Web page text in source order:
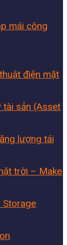
mái công
điện mặt
tài sản (Asset
lượng tái
trời – Make
Storage